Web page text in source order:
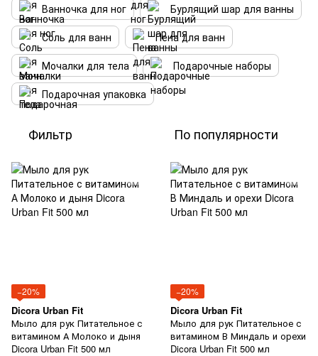
Ванночка для ног
Бурлящий шар для ванны
Соль для ванн
Пена для ванн
Мочалки для тела
Подарочные наборы
Подарочная упаковка
Фильтр По популярности
−20%
Dicora Urban Fit
Мыло для рук Питательное с
витамином А Молоко и дыня
Dicora Urban Fit 500 мл
−20%
Dicora Urban Fit
Мыло для рук Питательное с
витамином В Миндаль и орехи
Dicora Urban Fit 500 мл